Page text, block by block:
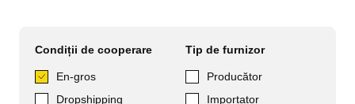
Condiții de cooperare
En-gros
Dropshipping
Tip de furnizor
Producător
Importator